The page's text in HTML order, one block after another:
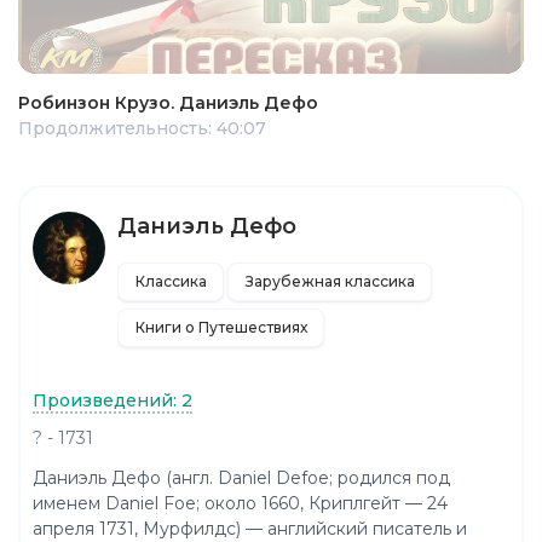
Робинзон Крузо. Даниэль Дефо
Продолжительность: 40:07
Даниэль Дефо
Классика Зарубежная классика
Книги о Путешествиях
Произведений: 2
? - 1731
Даниэль Дефо (англ. Daniel Defoe; родился под
именем Daniel Foe; около 1660, Криплгейт — 24
апреля 1731, Мурфилдс) — английский писатель и